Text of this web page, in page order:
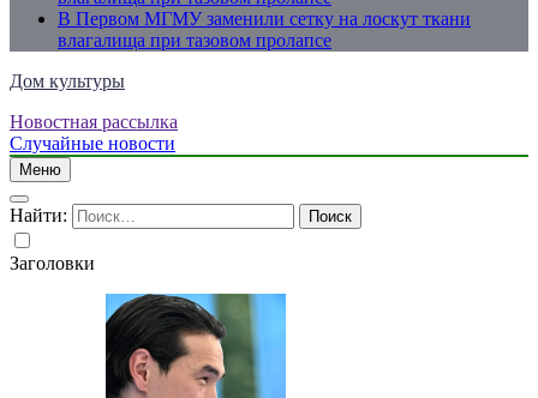
В Первом МГМУ заменили сетку на лоскут ткани
влагалища при тазовом пролапсе
Дом культуры
Just another WordPress site
Новостная рассылка
Случайные новости
Меню
Найти:
Заголовки